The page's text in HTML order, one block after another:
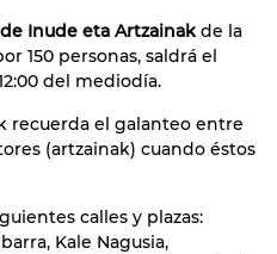
Inude eta Artzainakde la
150 personas, saldrá el
del mediodía.
recuerda el galanteo entre
(artzainak) cuando éstos
calles y plazas:
Kale Nagusia,